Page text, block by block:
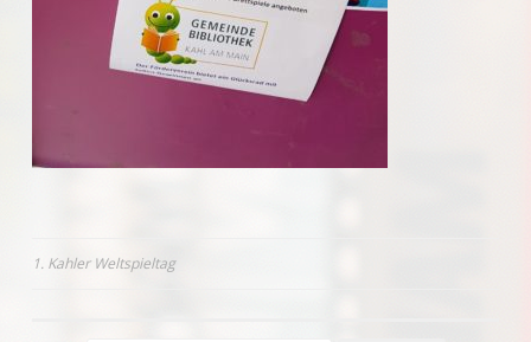
Beitrags-
1. Kahler Weltspieltag